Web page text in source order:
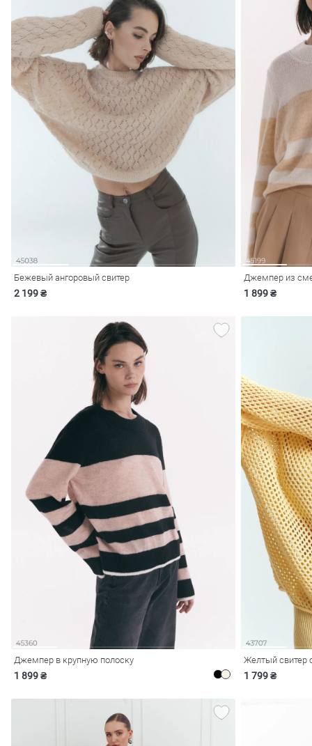
Бежевый ангоровый свитер
2 199 ₴
Джемпер из
1 899 ₴
Джемпер в крупную полоску
1 899 ₴
Желтый свитер
1 799 ₴